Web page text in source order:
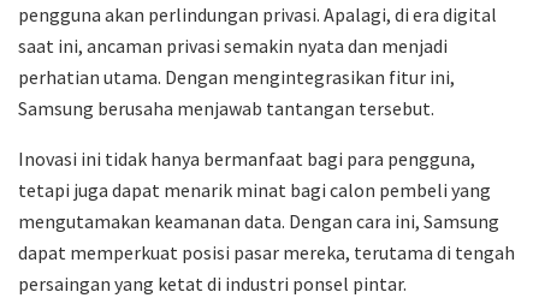
pengguna akan perlindungan privasi. Apalagi, di era digital
saat ini, ancaman privasi semakin nyata dan menjadi
perhatian utama. Dengan mengintegrasikan fitur ini,
Samsung berusaha menjawab tantangan tersebut.
Inovasi ini tidak hanya bermanfaat bagi para pengguna,
tetapi juga dapat menarik minat bagi calon pembeli yang
mengutamakan keamanan data. Dengan cara ini, Samsung
dapat memperkuat posisi pasar mereka, terutama di tengah
persaingan yang ketat di industri ponsel pintar.